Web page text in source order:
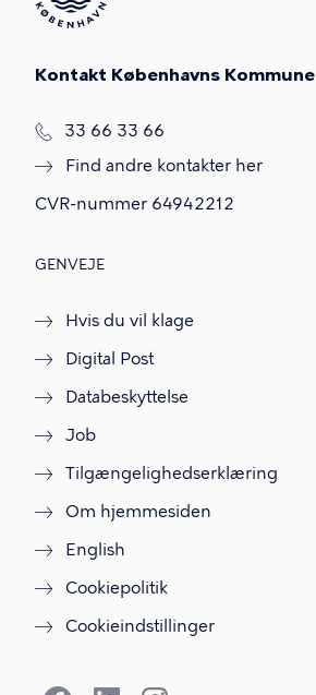
Kontakt Københavns Kommune
T
f
33 66 33 66
Find andre kontakter her
CVR-nummer 64942212
GENVEJE
Hvis du vil klage
Digital Post
Databeskyttelse
Job
Tilgængelighedserklæring
Om hjemmesiden
English
Cookiepolitik
Cookieindstillinger